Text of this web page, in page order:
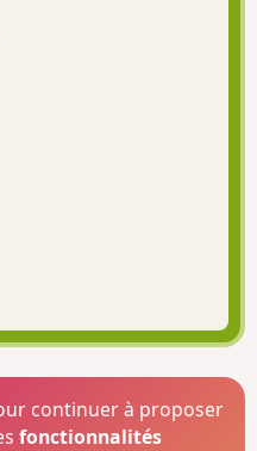
continuer à proposer
fonctionnalités